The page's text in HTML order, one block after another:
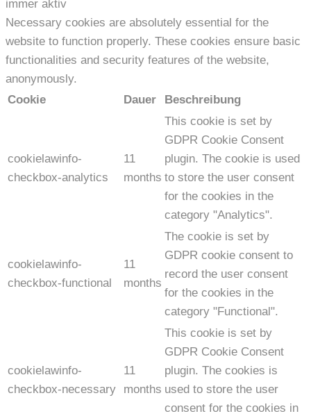
immer aktiv
Necessary cookies are absolutely essential for the
website to function properly. These cookies ensure basic
functionalities and security features of the website,
anonymously.
Cookie
Dauer Beschreibung
cookielawinfo-
checkbox-analytics
11
months
This cookie is set by
GDPR Cookie Consent
plugin. The cookie is used
to store the user consent
for the cookies in the
category "Analytics".
cookielawinfo-
checkbox-functional
11
months
The cookie is set by
GDPR cookie consent to
record the user consent
for the cookies in the
category "Functional".
cookielawinfo-
checkbox-necessary
11
months
This cookie is set by
GDPR Cookie Consent
plugin. The cookies is
used to store the user
consent for the cookies in